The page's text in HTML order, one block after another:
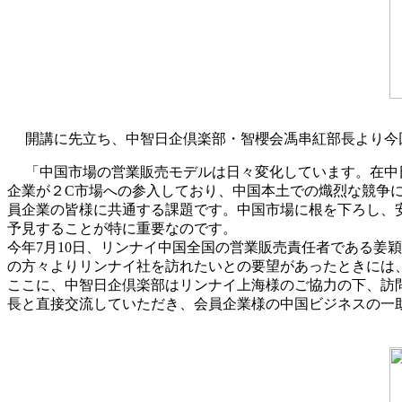
開講に先立ち、中智日企倶楽部・智櫻会馮串紅部長より
「中国市場の営業販売モデルは日々変化しています。在
企業が２C市場への参入しており、中国本土での熾烈な競
員企業の皆様に共通する課題です。中国市場に根を下ろし
予見することが特に重要なのです。
今年7月10日、リンナイ中国全国の営業販売責任者である姜
の方々よりリンナイ社を訪れたいとの要望があったときに
ここに、中智日企倶楽部はリンナイ上海様のご協力の下、
長と直接交流していただき、会員企業様の中国ビジネスの